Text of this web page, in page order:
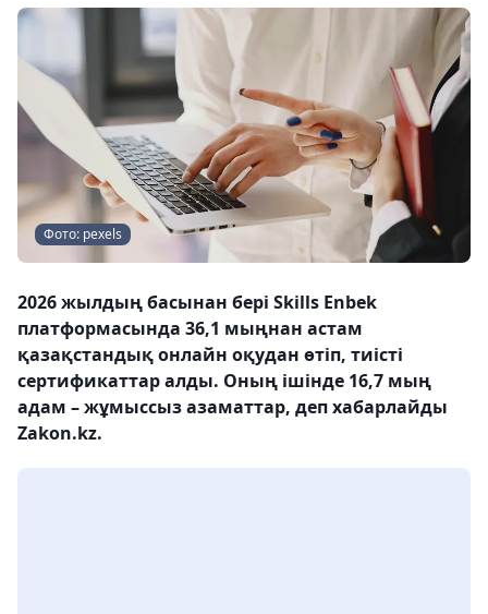
Фото: pexels
2026 жылдың басынан бері Skills Enbek
платформасында 36,1 мыңнан астам
қазақстандық онлайн оқудан өтіп, тиісті
сертификаттар алды. Оның ішінде 16,7 мың
адам – жұмыссыз азаматтар, деп хабарлайды
Zakon.kz.